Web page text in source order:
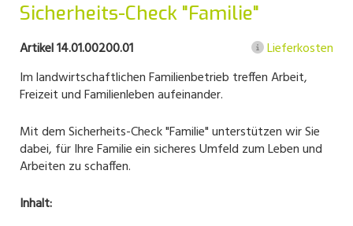
Sicherheits-Check "Familie"
Artikel 14.01.00200.01
Lieferkosten
Im landwirtschaftlichen Familienbetrieb treffen Arbeit,
Freizeit und Familienleben aufeinander.
Mit dem Sicherheits-Check "Familie" unterstützen wir Sie
dabei, für Ihre Familie ein sicheres Umfeld zum Leben und
Arbeiten zu schaffen.
Inhalt: